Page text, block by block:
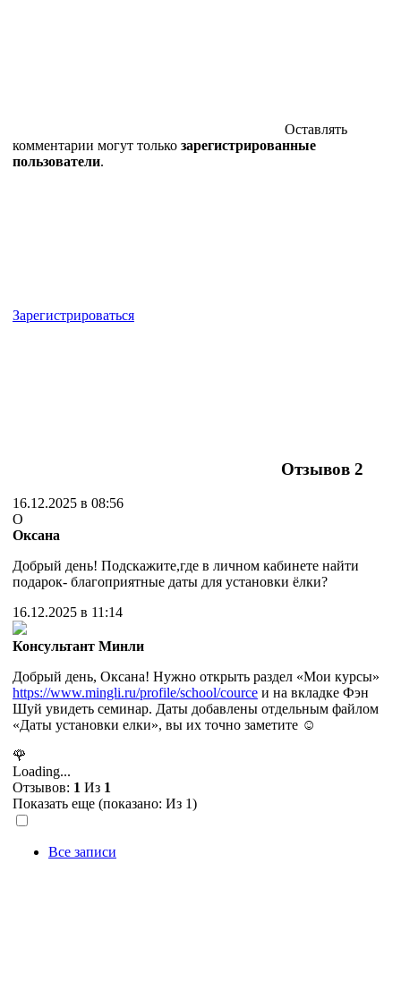
Оставлять
комментарии могут только зарегистрированные
пользователи.
Зарегистрироваться
Отзывов 2
16.12.2025 в 08:56
О
Оксана
Добрый день! Подскажите,где в личном кабинете найти
подарок- благоприятные даты для установки ёлки?
16.12.2025 в 11:14
Консультант Минли
Добрый день, Оксана! Нужно открыть раздел «Мои курсы»
https://www.mingli.ru/profile/school/cource и на вкладке Фэн
Шуй увидеть семинар. Даты добавлены отдельным файлом
«Даты установки елки», вы их точно заметите ☺️
🌹
Loading...
Отзывов: 1 Из 1
Показать еще (показано: Из 1)
Все записи